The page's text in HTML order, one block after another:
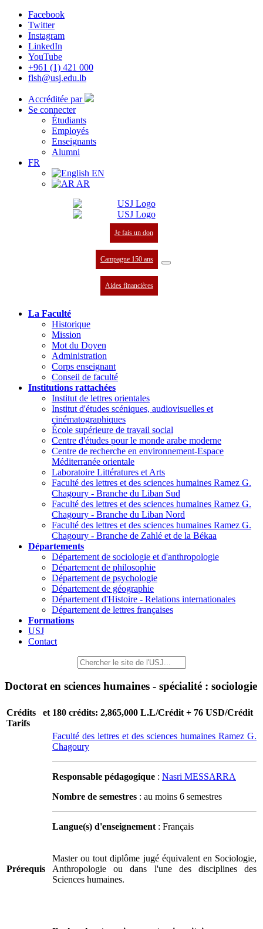
Facebook
Twitter
Instagram
LinkedIn
YouTube
+961 (1) 421 000
flsh@usj.edu.lb
Accréditée par
Se connecter
Étudiants
Employés
Enseignants
Alumni
FR
EN
AR
Je fais un don
Campagne 150 ans
Aides financières
La Faculté
Historique
Mission
Mot du Doyen
Administration
Corps enseignant
Conseil de faculté
Institutions rattachées
Institut de lettres orientales
Institut d'études scéniques, audiovisuelles et
cinématographiques
École supérieure de travail social
Centre d'études pour le monde arabe moderne
Centre de recherche en environnement-Espace
Méditerranée orientale
Laboratoire Littératures et Arts
Faculté des lettres et des sciences humaines Ramez G.
Chagoury - Branche du Liban Sud
Faculté des lettres et des sciences humaines Ramez G.
Chagoury - Branche du Liban Nord
Faculté des lettres et des sciences humaines Ramez G.
Chagoury - Branche de Zahlé et de la Békaa
Départements
Département de sociologie et d'anthropologie
Département de philosophie
Département de psychologie
Département de géographie
Département d'Histoire - Relations internationales
Département de lettres françaises
Formations
USJ
Contact
Doctorat en sciences humaines - spécialité : sociologie
Crédits et
Tarifs
180 crédits: 2,865,000 L.L/Crédit + 76 USD/Crédit
Faculté des lettres et des sciences humaines Ramez G.
Chagoury
Responsable pédagogique : Nasri MESSARRA
Nombre de semestres : au moins 6 semestres
Langue(s) d'enseignement: Français
Prérequis
Master ou tout diplôme jugé équivalent en Sociologie,
Anthropologie ou dans l'une des disciplines des
Sciences humaines.